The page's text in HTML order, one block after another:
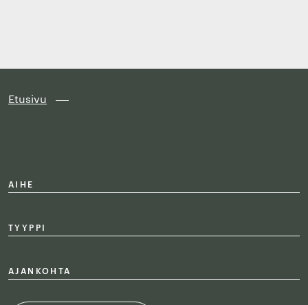
Etusivu
AIHE
TYYPPI
AJANKOHTA